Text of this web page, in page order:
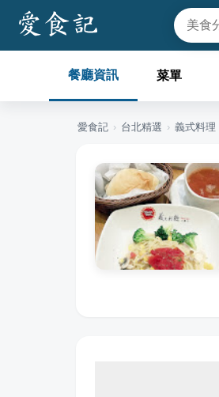
餐廳資訊 菜單
愛食記 › 台北精選 › 義式料理